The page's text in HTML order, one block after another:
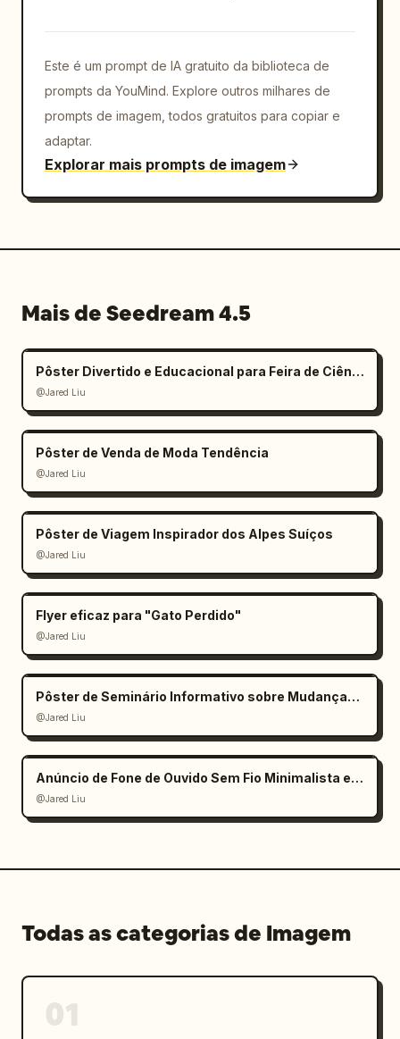
Este é um prompt de IA gratuito da biblioteca de
prompts da YouMind. Explore outros milhares de
prompts de imagem, todos gratuitos para copiar e
adaptar.
Explorar mais prompts de imagem
Mais de Seedream 4.5
Pôster Divertido e Educacional para Feira de Ciências Infantil
@Jared Liu
Pôster de Venda de Moda Tendência
@Jared Liu
Pôster de Viagem Inspirador dos Alpes Suíços
@Jared Liu
Flyer eficaz para "Gato Perdido"
@Jared Liu
Pôster de Seminário Informativo sobre Mudanças Climáticas
@Jared Liu
Anúncio de Fone de Ouvido Sem Fio Minimalista e Elegante
@Jared Liu
Todas as categorias de Imagem